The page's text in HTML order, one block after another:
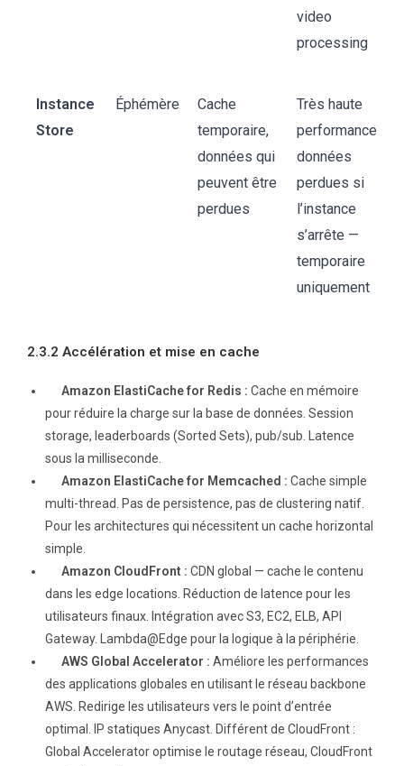
video
processing
Instance
Store
Éphémère
Cache
temporaire,
données qui
peuvent être
perdues
Très haute
performance,
données
perdues si
l’instance
s’arrête —
temporaire
uniquement
2.3.2 Accélération et mise en cache
Amazon ElastiCache for Redis : Cache en mémoire
pour réduire la charge sur la base de données. Session
storage, leaderboards (Sorted Sets), pub/sub. Latence
sous la milliseconde.
Amazon ElastiCache for Memcached : Cache simple
multi-thread. Pas de persistence, pas de clustering natif.
Pour les architectures qui nécessitent un cache horizontal
simple.
Amazon CloudFront : CDN global — cache le contenu
dans les edge locations. Réduction de latence pour les
utilisateurs finaux. Intégration avec S3, EC2, ELB, API
Gateway. Lambda@Edge pour la logique à la périphérie.
AWS Global Accelerator : Améliore les performances
des applications globales en utilisant le réseau backbone
AWS. Redirige les utilisateurs vers le point d’entrée
optimal. IP statiques Anycast. Différent de CloudFront :
Global Accelerator optimise le routage réseau, CloudFront